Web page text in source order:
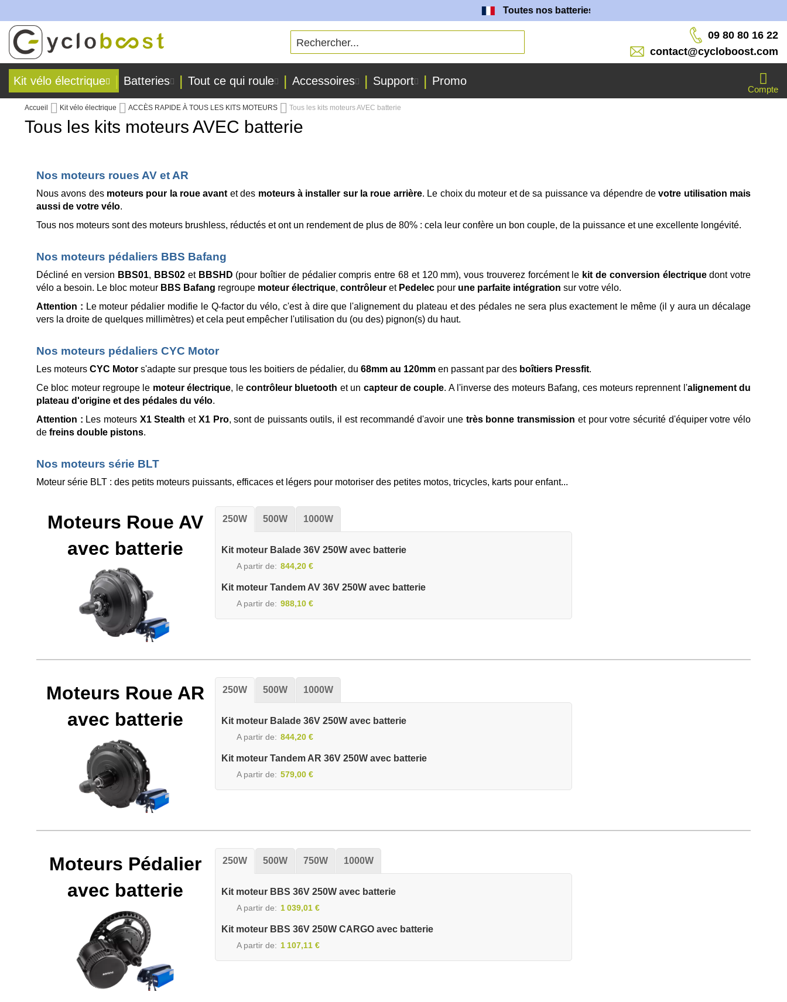
Toutes nos batteries sont fabriquées dans nos ateliers !
Allez
au
contenu
09 80 80 16 22
contact@cycloboost.com
Compte
Kit vélo électrique Batteries Tout ce qui roule Accessoires Support Promo
Accueil Kit vélo électrique ACCÈS RAPIDE À TOUS LES KITS MOTEURS Tous les kits moteurs AVEC batterie
Tous les kits moteurs AVEC batterie
Nos moteurs roues AV et AR
Nous avons des moteurs pour la roue avant et des moteurs à installer sur la roue arrière. Le choix du moteur et de sa puissance va dépendre de votre utilisation mais
aussi de votre vélo.
Tous nos moteurs sont des moteurs brushless, réductés et ont un rendement de plus de 80% : cela leur confère un bon couple, de la puissance et une excellente longévité.
Nos moteurs pédaliers BBS Bafang
Décliné en version BBS01, BBS02 et BBSHD (pour boîtier de pédalier compris entre 68 et 120 mm), vous trouverez forcément le kit de conversion électrique dont votre
vélo a besoin. Le bloc moteur BBS Bafang regroupe moteur électrique, contrôleuret Pedelecpour une parfaite intégration sur votre vélo.
Attention : Le moteur pédalier modifie le Q-factor du vélo, c'est à dire que l'alignement du plateau et des pédales ne sera plus exactement le même (il y aura un décalage
vers la droite de quelques millimètres) et cela peut empêcher l'utilisation du (ou des) pignon(s) du haut.
Nos moteurs pédaliers CYC Motor
Les moteurs CYC Motors'adapte sur presque tous les boitiers de pédalier, du 68mm au 120mmen passant par des boîtiers Pressfit.
Ce bloc moteur regroupe le moteur électrique, le contrôleur bluetooth et un capteur de couple. A l'inverse des moteurs Bafang, ces moteurs reprennent l'alignement du
plateau d'origine et des pédales du vélo.
Attention : Les moteurs X1 Stealth et X1 Pro, sont de puissants outils, il est recommandé d'avoir une très bonne transmission et pour votre sécurité d'équiper votre vélo
de freins double pistons.
Nos moteurs série BLT
Moteur série BLT : des petits moteurs puissants, efficaces et légers pour motoriser des petites motos, tricycles, karts pour enfant...
Moteurs Roue AV
avec batterie
250W 500W 1000W
Kit moteur Balade 36V 250W avec batterie
A partir de 844,20 €
Kit moteur Tandem AV 36V 250W avec batterie
A partir de 988,10 €
Moteurs Roue AR
avec batterie
250W 500W 1000W
Kit moteur Balade 36V 250W avec batterie
A partir de 844,20 €
Kit moteur Tandem AR 36V 250W avec batterie
A partir de 579,00 €
Moteurs Pédalier
avec batterie
250W 500W 750W 1000W
Kit moteur BBS 36V 250W avec batterie
A partir de 1 039,01 €
Kit moteur BBS 36V 250W CARGO avec batterie
A partir de 1 107,11 €